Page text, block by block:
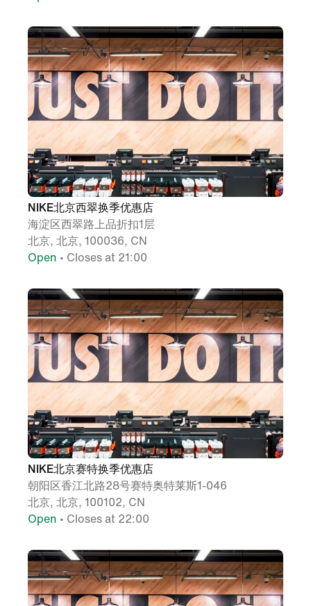
NIKE北京西翠换季优惠店
海淀区西翠路上品折扣1层
北京, 北京, 100036, CN
Open • Closes at 21:00
NIKE北京赛特换季优惠店
朝阳区香江北路28号赛特奥特莱斯1-046
北京, 北京, 100102, CN
Open • Closes at 22:00